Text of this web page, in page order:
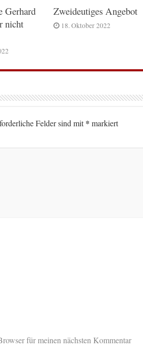
Gerhard
nicht
Zweideutiges Angebot
18. Oktober 2022
Felder sind mit* markiert
für meinen nächsten Kommentar